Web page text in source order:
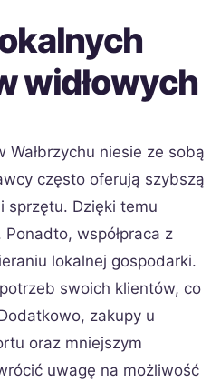
widłowych
niesie ze sobą
często oferują szybszą
sprzętu. Dzięki temu
współpraca z
lokalnej gospodarki.
swoich klientów, co
zakupy u
oraz mniejszym
uwagę na możliwość